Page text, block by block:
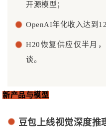
开源模型；
OpenAI年化收入达到
H20恢复供应仅半月
谈。
新产品与模型
豆包上线视觉深度推